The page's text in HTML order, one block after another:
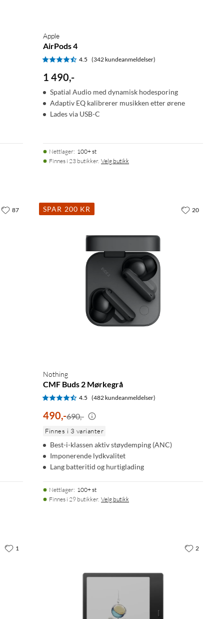
Apple
AirPods 4
4.5 (342 kundeanmeldelser)
1 490,-
Spatial Audio med dynamisk hodesporing
Adaptiv EQ kalibrerer musikken etter ørene
Lades via USB-C
Nettlager: 100+ st
Finnes i 23 butikker. Velg butikk
87 SPAR 200 KR
Nothing
CMF Buds 2 Mørkegrå
4.5 (482 kundeanmeldelser)
490,-690,-
Finnes i 3 varianter
Best-i-klassen aktiv støydemping (ANC)
Imponerende lydkvalitet
Lang batteritid og hurtiglading
Nettlager: 100+ st
Finnes i 29 butikker. Velg butikk
20
1 2